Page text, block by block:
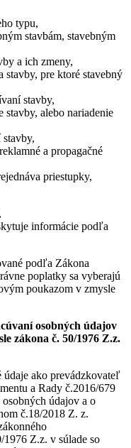
typu,
stavbám, stavebným
a ich zmeny,
stavby, pre ktoré stavebný
stavby,
stavby, alebo nariadenie
a propagačné
priestupky,
informácie podľa
podľa Zákona
poplatky sa vyberajú
poukazom v zmysle
osobných údajov
zákona č. 50/1976 Z.z.
údaje ako prevádzkovateľ
a Rady č.2016/679
údajov a o
č.18/2018 Z. z.
Z.z. v súlade so